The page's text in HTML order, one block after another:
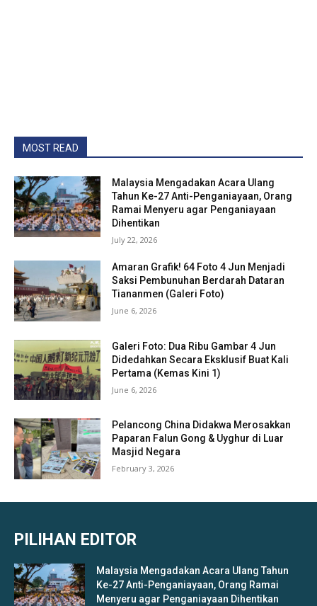
MOST READ
Malaysia Mengadakan Acara Ulang
Tahun Ke-27 Anti-Penganiayaan, Orang
Ramai Menyeru agar Penganiayaan
Dihentikan
July 22, 2026
Amaran Grafik! 64 Foto 4 Jun Menjadi
Saksi Pembunuhan Berdarah Dataran
Tiananmen (Galeri Foto)
June 6, 2026
Galeri Foto: Dua Ribu Gambar 4 Jun
Didedahkan Secara Eksklusif Buat Kali
Pertama (Kemas Kini 1)
June 6, 2026
Pelancong China Didakwa Merosakkan
Paparan Falun Gong & Uyghur di Luar
Masjid Negara
February 3, 2026
PILIHAN EDITOR
Malaysia Mengadakan Acara Ulang Tahun
Ke-27 Anti-Penganiayaan, Orang Ramai
Menyeru agar Penganiayaan Dihentikan